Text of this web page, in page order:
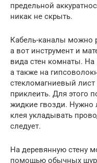
предельной
никак не скрыть.
Кабель-каналы можно
а вот инструмент и
вида стен комнаты.
а также на
стекломагниевый
приклеить. Для этого
жидкие гвозди. Нужно
клея укладывать
следует.
На деревянную стену
помощью обычных